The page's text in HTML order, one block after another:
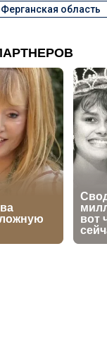
Ферганская область